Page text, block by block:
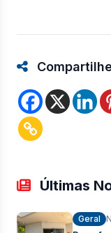
Últimas
Geral